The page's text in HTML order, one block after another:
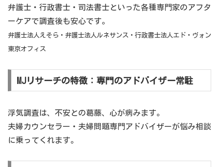
弁護士・行政書士・司法書士といった各種専門家のアフタ
ーケアで調査後も安心です。
弁護士法人えそら・弁護士法人ルネサンス・行政書士法人エド・ヴォン
東京オフィス
MJリサーチの特徴：専門のアドバイザー常駐
浮気調査は、不安との葛藤、心が病みます。
夫婦カウンセラー・夫婦問題専門アドバイザーが悩み相談
に乗ってくれます。